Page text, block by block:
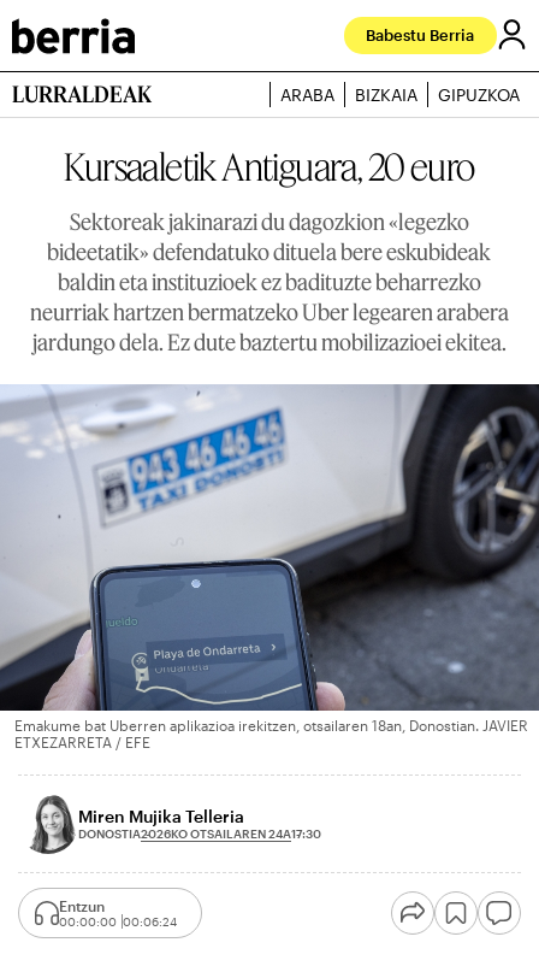
Babestu Berria
LURRALDEAK ARABA BIZKAIA GIPUZKOA
Kursaaletik Antiguara, 20 euro
Sektoreak jakinarazi du dagozkion «legezko
bideetatik» defendatuko dituela bere eskubideak
baldin eta instituzioek ez badituzte beharrezko
neurriak hartzen bermatzeko Uber legearen arabera
jardungo dela. Ez dute baztertu mobilizazioei ekitea.
Emakume bat Uberren aplikazioa irekitzen, otsailaren 18an, Donostian. JAVIER
ETXEZARRETA / EFE
Miren Mujika Telleria
DONOSTIA2026KO OTSAILAREN 24A17:30
Entzun
00:00:00 00:06:24